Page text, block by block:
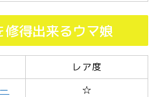
得出来るウマ娘
レア度
☆